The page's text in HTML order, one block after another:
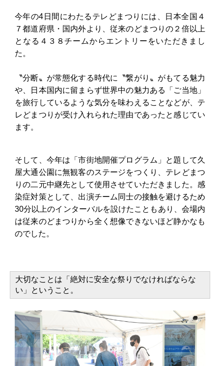
今年の4日間にわたるテレどまつりには、日本全国４
７都道府県・国内外より、従来のどまつりの２倍以上
となる４３８チームからエントリーをいただきまし
た。
〝分断〟が常態化する時代に〝繋がり〟がもてる魅力
や、日本国内に留まらず世界中の魅力ある「ご当地」
を旅行しているような気分を味わえることなどが、テ
レどまつりが受け入れられた理由であったと感じてい
ます。
そして、今年は「市街地開催プログラム」と題して久
屋大通公園に無観客のステージをつくり、テレどまつ
りの二元中継先として使用させていただきました。感
染症対策として、出演チーム同士の接触を避けるため
30分以上のインターバルを設けたこともあり、会場内
は従来のどまつりから全く想像できないほど静かなも
のでした。
大切なことは「絶対に安全な祭りでなければならな
い」ということ。